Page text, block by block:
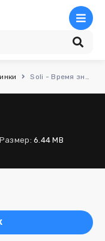
Soli - Время знает
Размер: 6.44 MB